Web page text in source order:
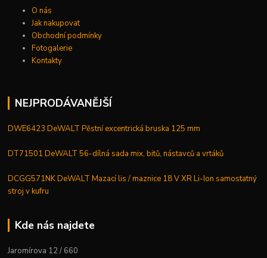
O nás
Jak nakupovat
Obchodní podmínky
Fotogalerie
Kontakty
NEJPRODÁVANĚJŠÍ
DWE6423 DeWALT Pěstní excentrická bruska 125 mm
DT71501 DeWALT 56-dílná sada mix, bitů, nástavců a vrtáků
DCGG571NK DeWALT Mazací lis / maznice 18 V XR Li-Ion samostatný
stroj v kufru
Kde nás najdete
Jaromírova 12 / 660